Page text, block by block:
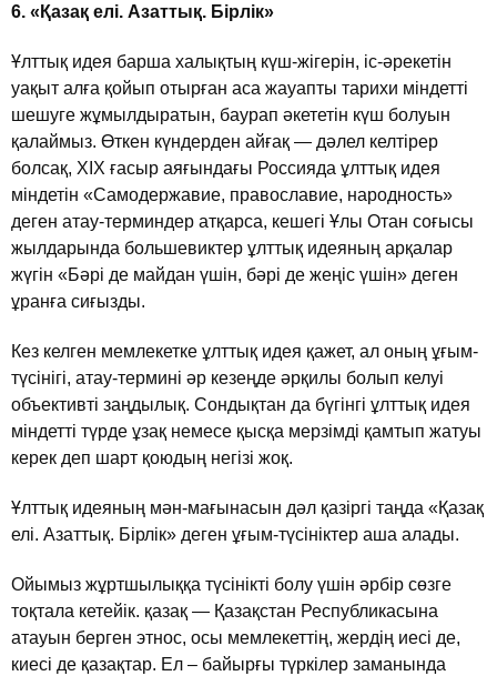
6. «Қазақ елi. Азаттық. Бiрлiк»
Ұлттық идея барша халықтың күш-жiгерiн, iс-әрекетiн
уақыт алға қойып отырған аса жауапты тарихи мiндеттi
шешуге жұмылдыратын, баурап әкететiн күш болуын
қалаймыз. Өткен күндерден айғақ — дәлел келтiрер
болсақ, ХІХ ғасыр аяғындағы Россияда ұлттық идея
мiндетiн «Самодержавие, православие, народность»
деген атау-терминдер атқарса, кешегi Ұлы Отан соғысы
жылдарында большевиктер ұлттық идеяның арқалар
жүгiн «Бәрi де майдан үшiн, бәрi де жеңiс үшiн» деген
ұранға сиғызды.
Кез келген мемлекетке ұлттық идея қажет, ал оның ұғым-
түсiнiгi, атау-терминi әр кезеңде әрқилы болып келуi
объективтi заңдылық. Сондықтан да бүгiнгi ұлттық идея
мiндеттi түрде ұзақ немесе қысқа мерзiмдi қамтып жатуы
керек деп шарт қоюдың негiзi жоқ.
Ұлттық идеяның мән-мағынасын дәл қазiргi таңда «Қазақ
елi. Азаттық. Бiрлiк» деген ұғым-түсiнiктер аша алады.
Ойымыз жұртшылыққа түсiнiктi болу үшiн әрбiр сөзге
тоқтала кетейiк. қазақ — Қазақстан Республикасына
атауын берген этнос, осы мемлекеттiң, жердiң иесi де,
киесi де қазақтар. Ел – байырғы түркiлер заманында